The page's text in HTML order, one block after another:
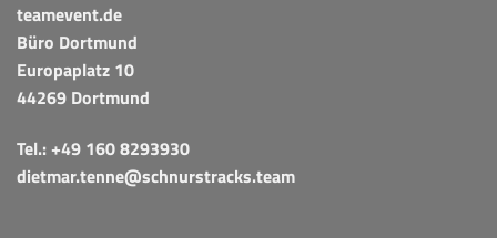
teamevent.de
Büro Dortmund
Europaplatz 10
44269 Dortmund
Tel.:+49 160 8293930
dietmar.tenne@schnurstracks.team